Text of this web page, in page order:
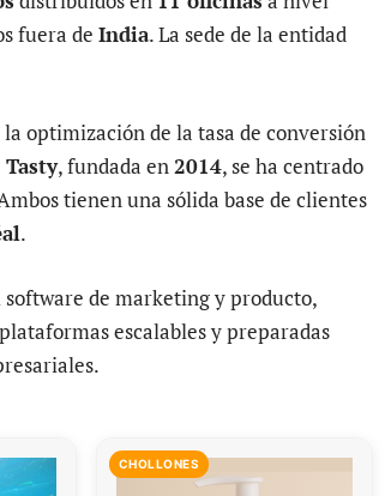
fuera de India. La sede de la entidad
optimización de la tasa de conversión
Tasty, fundada en2014, se ha centrado
tienen una sólida base de clientes
.
de marketing y producto,
escalables y preparadas
CHOLLONES